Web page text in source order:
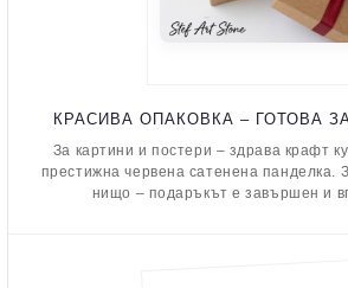
КРАСИВА ОПАКОВКА – ГОТОВА
За картини и постери – здрава крафт
престижна червена сатенена панделка.
нищо – подаръкът е завършен и